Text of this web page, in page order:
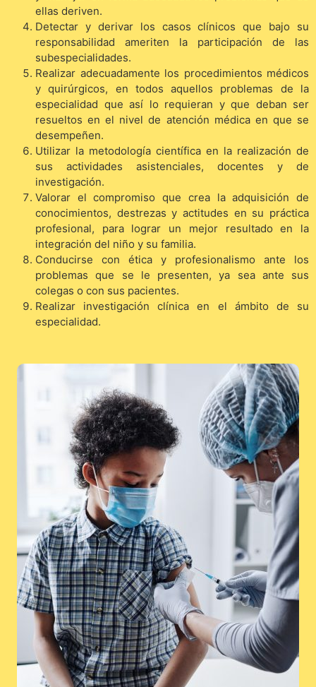
ellas deriven.
Detectar y derivar los casos clínicos que bajo su
responsabilidad ameriten la participación de las
subespecialidades.
Realizar adecuadamente los procedimientos médicos
y quirúrgicos, en todos aquellos problemas de la
especialidad que así lo requieran y que deban ser
resueltos en el nivel de atención médica en que se
desempeñen.
Utilizar la metodología científica en la realización de
sus actividades asistenciales, docentes y de
investigación.
Valorar el compromiso que crea la adquisición de
conocimientos, destrezas y actitudes en su práctica
profesional, para lograr un mejor resultado en la
integración del niño y su familia.
Conducirse con ética y profesionalismo ante los
problemas que se le presenten, ya sea ante sus
colegas o con sus pacientes.
Realizar investigación clínica en el ámbito de su
especialidad.